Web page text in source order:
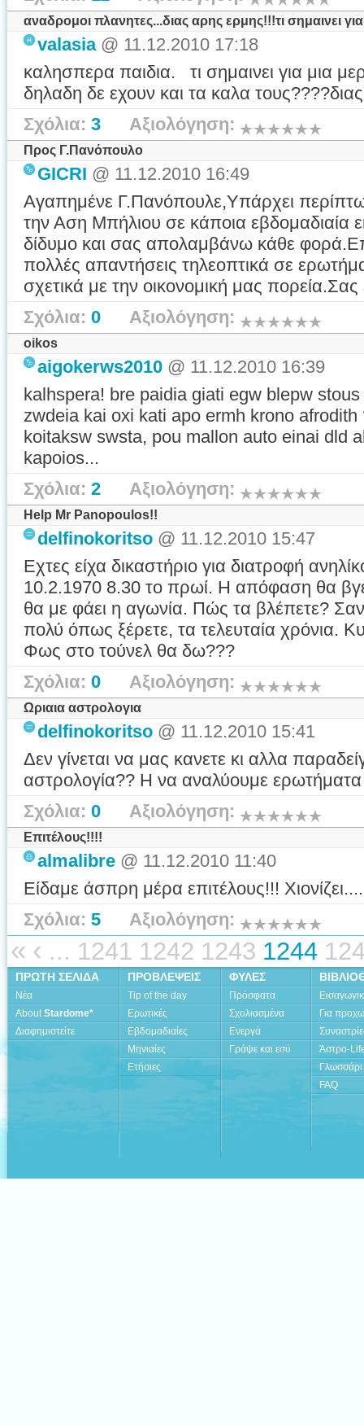
αναδρομοι πλανητες...διας αρης ερμης!!!τι σημαινει
valasia@ 11.12.2010 17:18
καλησπερα παιδια. τι σημαινει για μια
δηλαδη δε εχουν και τα καλα
Σχόλια: 3 Αξιολόγηση:
Προς Γ.Πανόπουλο
GICRI @ 11.12.2010 16:49
Αγαπημένε Γ.Πανόπουλε,Υπάρχει
την Αση Μπήλιου σε κάποια εβδομαδιαία
δίδυμο και σας απολαμβάνω κάθε
πολλές απαντήσεις τηλεοπτικά σε
σχετικά με την οικονομική μας
Σχόλια: 0 Αξιολόγηση:
oikos
aigokerws2010 @ 11.12.2010 16:39
kalhspera! bre paidia giati egw blepw
zwdeia kai oxi kati apo ermh krono
koitaksw swsta, pou mallon auto einai dld
kapoios...
Σχόλια: 2 Αξιολόγηση:
Help Mr Panopoulos!!
delfinokoritso @ 11.12.2010 15:47
Εχτες είχα δικαστήριο για διατροφή
10.2.1970 8.30 το πρωί. Η απόφαση θα
θα με φάει η αγωνία. Πώς τα βλέπετε?
πολύ όπως ξέρετε, τα τελευταία χρόνια.
Φως στο τούνελ θα δω???
Σχόλια: 0 Αξιολόγηση:
Ωριαια αστρολογια
delfinokoritso @ 11.12.2010 15:41
Δεν γίνεται να μας κανετε κι αλλα
αστρολογία?? Η να αναλύουμε
Σχόλια: 0 Αξιολόγηση:
Επιτέλους!!!!
almalibre @ 11.12.2010 11:40
Είδαμε άσπρη μέρα επιτέλους!!! Χιονίζει....
Σχόλια: 5 Αξιολόγηση:
« ‹ ... 1241 1242 1243 1244
ΠΡΩΤΗ ΣΕΛΙΔΑ
Νέα
AboutStardome*
Διαφημιστείτε
ΠΡΟΒΛΕΨΕΙΣ
Tip of the day
Ερωτικές
Εβδομαδιαίες
Μηνιαίες
Ετήσιες
ΦΥΛΕΣ
Πρόσφατα
Σχολιασμένα
Ενεργά
Γράψε και εσύ
Για
Άστρο-
Γλωσσάρι
FAQ